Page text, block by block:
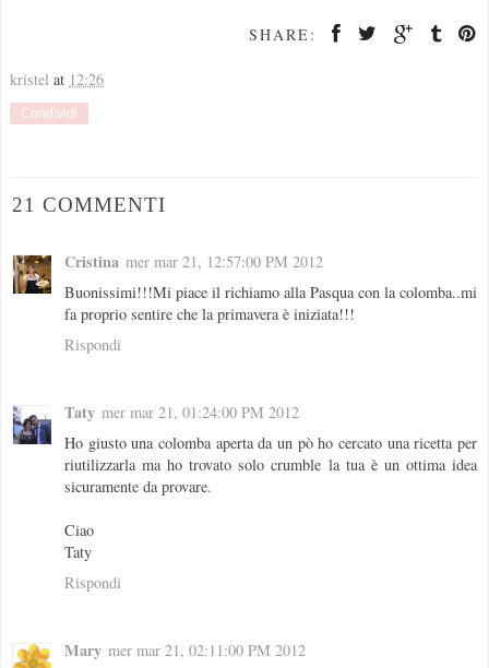
SHARE:
kristel at 12:26
Condividi
21 COMMENTI
Cristina mer mar 21, 12:57:00 PM 2012
Buonissimi!!!Mi piace il richiamo alla Pasqua con la colomba..mi
fa proprio sentire che la primavera è iniziata!!!
Rispondi
Taty mer mar 21, 01:24:00 PM 2012
Ho giusto una colomba aperta da un pò ho cercato una ricetta per
riutilizzarla ma ho trovato solo crumble la tua è un ottima idea
sicuramente da provare.
Ciao
Taty
Rispondi
Mary mer mar 21, 02:11:00 PM 2012